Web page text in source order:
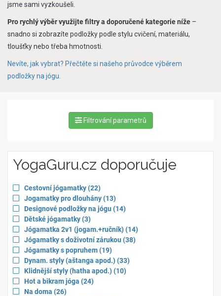
jsme sami vyzkoušeli.
Pro rychlý výběr využijte filtry a doporučené kategorie níže –
snadno si zobrazíte podložky podle stylu cvičení, materiálu,
tloušťky nebo třeba hmotnosti.
Nevíte, jak vybrat? Přečtěte si našeho průvodce výběrem
podložky na jógu.
Filtrování parametrů
YogaGuru.cz doporučuje
Apply
filter
for
Cestovní jógamatky(22items
)
Apply
filter
for
Jogamatky pro dlouhány(13items
)
Apply
filter
for
Designové podložky na jógu (14items
)
Apply
filter
for
Dětské jógamatky(3items
)
Apply
filter
for
Jógamatka 2v1 (jogam.+ručník)(14items
)
Apply
filter
for
Jógamatky s doživotní zárukou (38items
)
Apply
filter
for
Jógamatky s popruhem(19items
)
Apply
filter
for
Dynam. styly (aštanga apod.)(33items
)
Apply
filter
for
Klidnější styly (hatha apod.)(10items
)
Apply
filter
Hot a bikram jóga (24items
)
Apply
Na doma (26items
)